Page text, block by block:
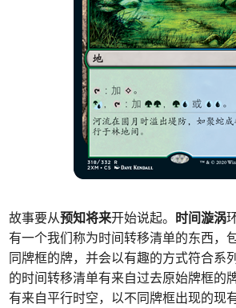
故事要从预知将来开始说起。 时间漩涡
有一个我们称为时间转移清单的东西，
同牌框的牌，并会以有趣的方式符合系
的时间转移清单有来自过去原始牌框的牌
有来自平行时空，以不同牌框出现的现